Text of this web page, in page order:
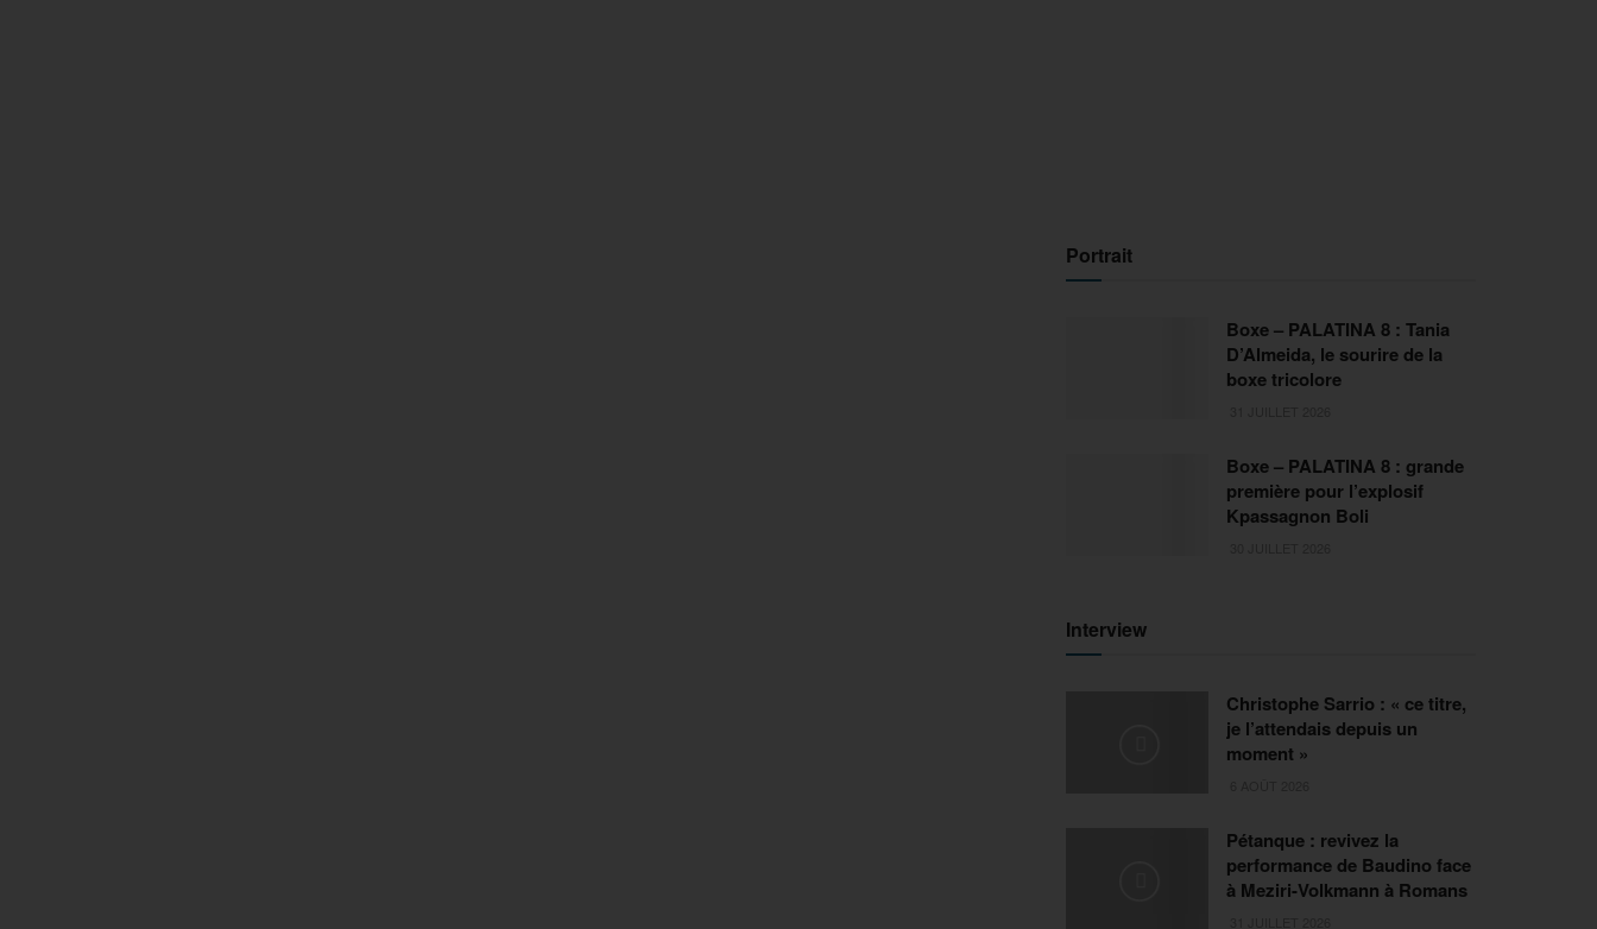
Portrait
Boxe – PALATINA 8 : Tania
D’Almeida, le sourire de la
boxe tricolore
Boxe – PALATINA 8 : grande
première pour l’explosif
Kpassagnon Boli
Interview
Christophe Sarrio : « ce titre,
je l’attendais depuis un
moment »
Pétanque : revivez la
performance de Baudino face
à Meziri-Volkmann à Romans